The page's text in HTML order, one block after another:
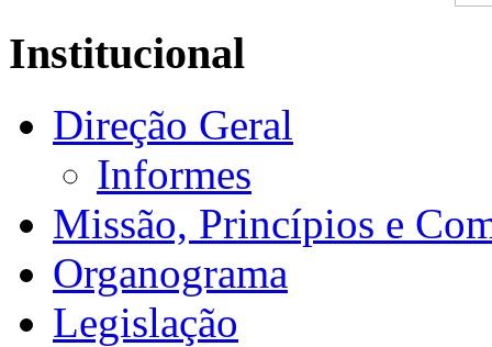
Institucional
Direção Geral
Informes
Missão, Princípios e
Organograma
Legislação